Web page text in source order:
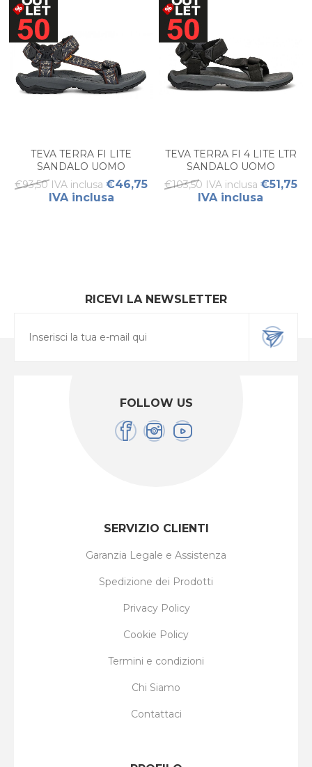
TEVA TERRA FI LITE
SANDALO UOMO
€93,50 IVA inclusa €46,75
IVA inclusa
TEVA TERRA FI 4 LITE LTR
SANDALO UOMO
€103,50 IVA inclusa €51,75
IVA inclusa
RICEVI LA NEWSLETTER
FOLLOW US
SERVIZIO CLIENTI
Garanzia Legale e Assistenza
Spedizione dei Prodotti
Privacy Policy
Cookie Policy
Termini e condizioni
Chi Siamo
Contattaci